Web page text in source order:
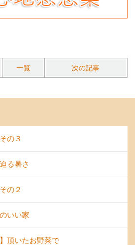
一覧 次の記事
の３
る暑さ
の２
いい家
】頂いたお野菜で